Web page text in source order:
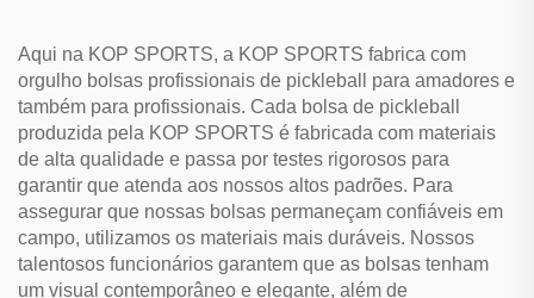
Aqui na KOP SPORTS, a KOP SPORTS fabrica com
orgulho bolsas profissionais de pickleball para amadores e
também para profissionais. Cada bolsa de pickleball
produzida pela KOP SPORTS é fabricada com materiais
de alta qualidade e passa por testes rigorosos para
garantir que atenda aos nossos altos padrões. Para
assegurar que nossas bolsas permaneçam confiáveis em
campo, utilizamos os materiais mais duráveis. Nossos
talentosos funcionários garantem que as bolsas tenham
um visual contemporâneo e elegante, além de